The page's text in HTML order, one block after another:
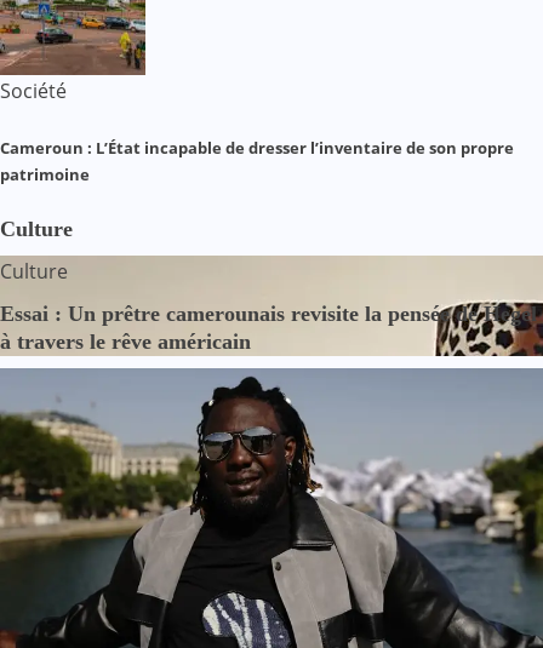
Société
Cameroun : L’État incapable de dresser l’inventaire de son propre
patrimoine
Culture
Culture
Essai : Un prêtre camerounais revisite la pensée de Hegel
à travers le rêve américain